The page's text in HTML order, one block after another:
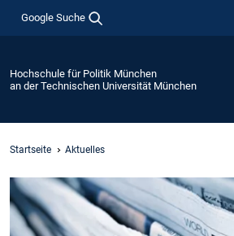
Google Suche
Hochschule für Politik München
an der Technischen Universität München
Startseite Aktuelles